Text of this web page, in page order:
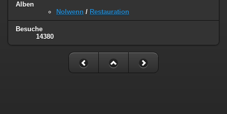
Alben
Nolwenn / Restauration
Besuche
14380